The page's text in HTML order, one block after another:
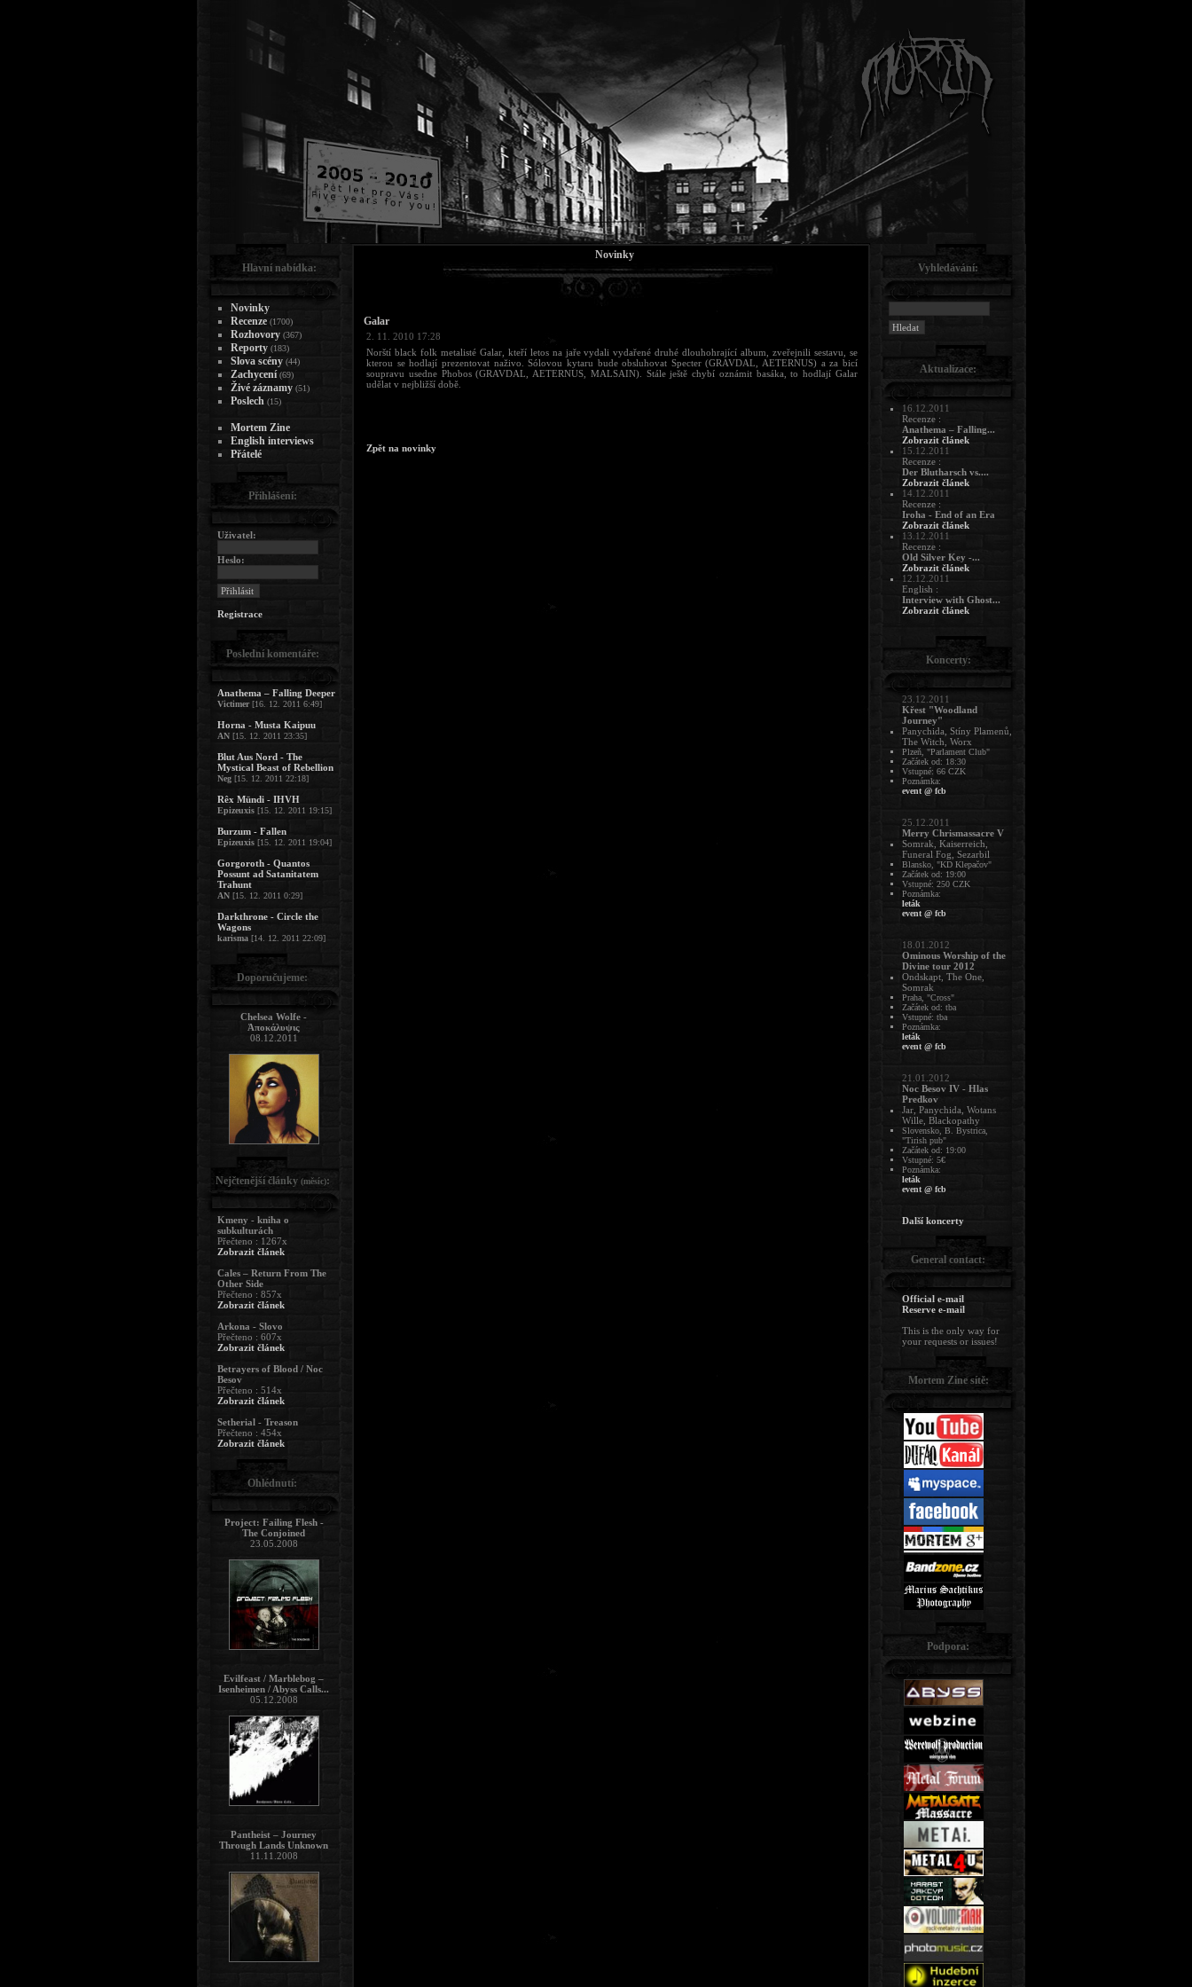
Novinky
Galar
2. 11. 2010 17:28
Norští black folk metalisté Galar, kteří letos na jaře vydali vydařené druhé dlouhohrající album, zveřejnili sestavu, se
kterou se hodlají prezentovat naživo. Sólovou kytaru bude obsluhovat Specter (GRAVDAL, AETERNUS) a za bicí
soupravu usedne Phobos (GRAVDAL, AETERNUS, MALSAIN). Stále ještě chybí oznámit basáka, to hodlají Galar
udělat v nejbližší době.
Zpět na novinky
Hlavní nabídka:
Novinky
Recenze (1700)
Rozhovory (367)
Reporty (183)
Slova scény (44)
Zachycení (69)
Živé záznamy (51)
Poslech (15)
Mortem Zine
English interviews
Přátelé
Přihlášení:
Uživatel:
Heslo:
Registrace
Poslední komentáře:
Anathema – Falling Deeper
Victimer[16. 12. 2011 6:49]
Horna - Musta Kaipuu
AN [15. 12. 2011 23:35]
Blut Aus Nord - The
Mystical Beast of Rebellion
Neg [15. 12. 2011 22:18]
Rêx Mündi - IHVH
Epizeuxis [15. 12. 2011 19:15]
Burzum - Fallen
Epizeuxis [15. 12. 2011 19:04]
Gorgoroth - Quantos
Possunt ad Satanitatem
Trahunt
AN [15. 12. 2011 0:29]
Darkthrone - Circle the
Wagons
karisma [14. 12. 2011 22:09]
Doporučujeme:
Chelsea Wolfe -
Ἀποκάλυψις
08.12.2011
Nejčtenější články (měsíc):
Kmeny - kniha o
subkulturách
Přečteno : 1267x
Zobrazit článek
Cales – Return From The
Other Side
Přečteno : 857x
Zobrazit článek
Arkona - Slovo
Přečteno : 607x
Zobrazit článek
Betrayers of Blood / Noc
Besov
Přečteno : 514x
Zobrazit článek
Setherial - Treason
Přečteno : 454x
Zobrazit článek
Ohlédnutí:
Project: Failing Flesh -
The Conjoined
23.05.2008
Evilfeast / Marblebog –
Isenheimen / Abyss Calls...
05.12.2008
Pantheist – Journey
Through Lands Unknown
11.11.2008
Vyhledávání:
Aktualizace:
16.12.2011
Recenze :
Anathema – Falling...
Zobrazit článek
15.12.2011
Recenze :
Der Blutharsch vs....
Zobrazit článek
14.12.2011
Recenze :
Iroha - End of an Era
Zobrazit článek
13.12.2011
Recenze :
Old Silver Key -...
Zobrazit článek
12.12.2011
English :
Interview with Ghost...
Zobrazit článek
Koncerty:
23.12.2011
Křest "Woodland
Journey"
Panychida, Stíny Plamenů,
The Witch, Worx
Plzeň, "Parlament Club"
Začátek od: 18:30
Vstupné: 66 CZK
Poznámka:
event @ fcb
25.12.2011
Merry Chrismassacre V
Somrak, Kaiserreich,
Funeral Fog, Sezarbil
Blansko, "KD Klepačov"
Začátek od: 19:00
Vstupné: 250 CZK
Poznámka:
leták
event @ fcb
18.01.2012
Ominous Worship of the
Divine tour 2012
Ondskapt, The One,
Somrak
Praha, "Cross"
Začátek od: tba
Vstupné: tba
Poznámka:
leták
event @ fcb
21.01.2012
Noc Besov IV - Hlas
Predkov
Jar, Panychida, Wotans
Wille, Blackopathy
Slovensko, B. Bystrica,
"Tirish pub"
Začátek od: 19:00
Vstupné: 5€
Poznámka:
leták
event @ fcb
Další koncerty
General contact:
Official e-mail
Reserve e-mail
This is the only way for
your requests or issues!
Mortem Zine sítě:
Podpora: